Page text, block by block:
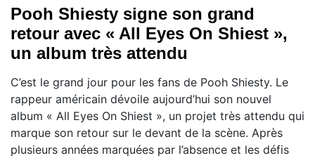
Pooh Shiesty signe son grand
retour avec « All Eyes On Shiest »,
un album très attendu
C’est le grand jour pour les fans de Pooh Shiesty. Le
rappeur américain dévoile aujourd’hui son nouvel
album « All Eyes On Shiest », un projet très attendu qui
marque son retour sur le devant de la scène. Après
plusieurs années marquées par l’absence et les défis